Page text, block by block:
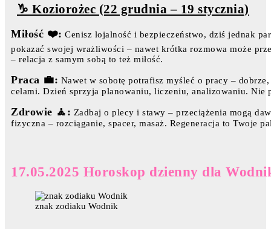
♑ Koziorożec (22 grudnia – 19 stycznia)
Miłość ❤️: Cenisz lojalność i bezpieczeństwo, dziś jednak
pokazać swojej wrażliwości – nawet krótka rozmowa może
– relacja z samym sobą to też miłość.
Praca 💼: Nawet w sobotę potrafisz myśleć o pracy –
celami. Dzień sprzyja planowaniu, liczeniu, analizowaniu. Nie
Zdrowie 🧘: Zadbaj o plecy i stawy – przeciążenia mogą
fizyczna – rozciąganie, spacer, masaż. Regeneracja to Twoje
17.05.2025 Horoskop dzienny dla
znak zodiaku Wodnik